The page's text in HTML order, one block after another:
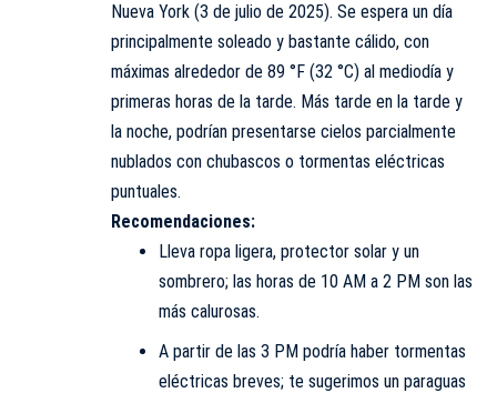
Nueva York (3 de julio de 2025). Se espera un día
principalmente soleado y bastante cálido, con
máximas alrededor de 89 °F (32 °C) al mediodía y
primeras horas de la tarde. Más tarde en la tarde y
la noche, podrían presentarse cielos parcialmente
nublados con chubascos o tormentas eléctricas
puntuales.
Recomendaciones:
Lleva ropa ligera, protector solar y un
sombrero; las horas de 10 AM a 2 PM son las
más calurosas.
A partir de las 3 PM podría haber tormentas
eléctricas breves; te sugerimos un paraguas